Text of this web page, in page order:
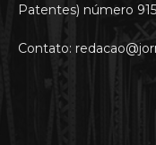
Patentes) número
Contato: